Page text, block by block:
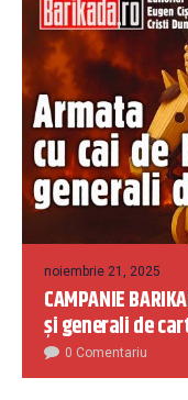
noiembrie 21, 2025
CAMPANIE
și generali de
0 Comentariu